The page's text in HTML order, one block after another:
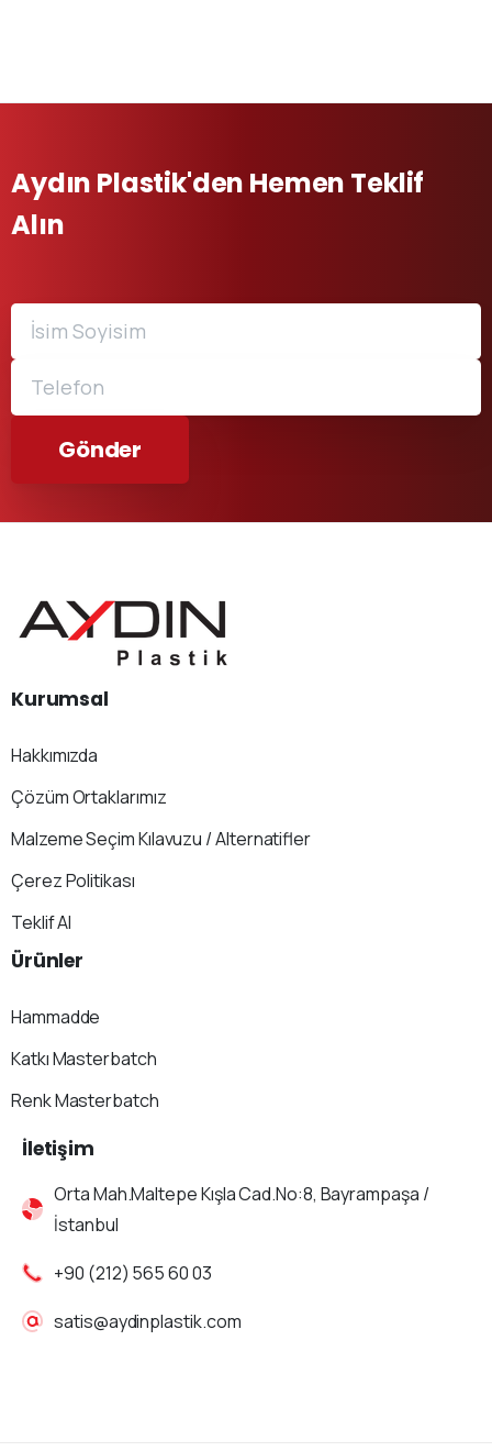
Aydın Plastik'den Hemen Teklif
Alın
Kurumsal
Hakkımızda
Çözüm Ortaklarımız
Malzeme Seçim Kılavuzu / Alternatifler
Çerez Politikası
Teklif Al
Ürünler
Hammadde
Katkı Masterbatch
Renk Masterbatch
İletişim
Orta Mah.Maltepe Kışla Cad.No:8, Bayrampaşa /
İstanbul
+90 (212) 565 60 03
satis@aydinplastik.com